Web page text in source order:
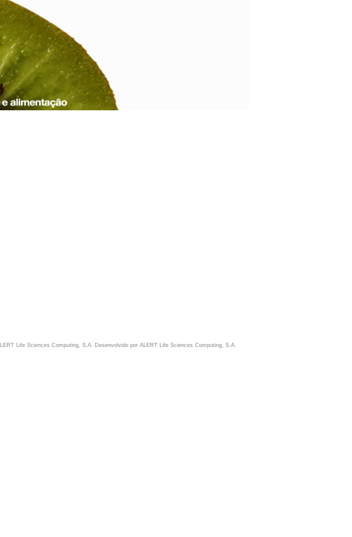
Life Sciences Computing, S.A. Desenvolvido por ALERT Life Sciences Computing, S.A.